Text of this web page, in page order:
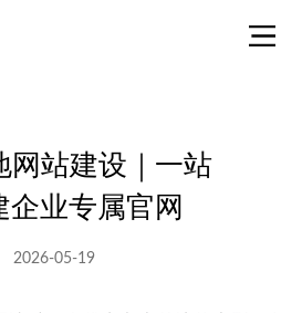
网站建设｜一站
企业专属官网
2026-05-19